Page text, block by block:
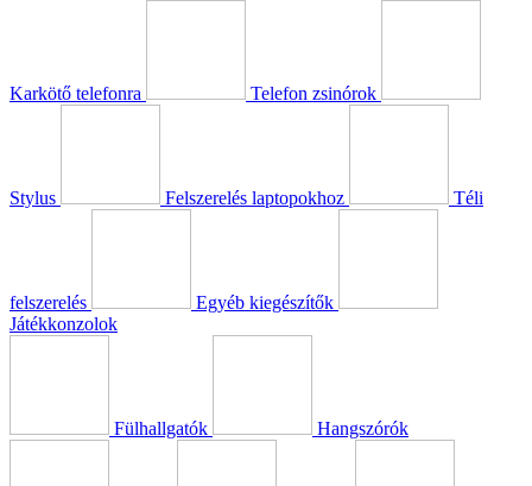
Karkötő telefonra Telefon zsinórok
Stylus Felszerelés laptopokhoz Téli
felszerelés
Egyéb kiegészítők
Játékkonzolok
Fülhallgatók Hangszórók